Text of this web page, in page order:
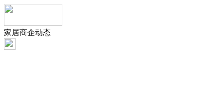
家居商企动态